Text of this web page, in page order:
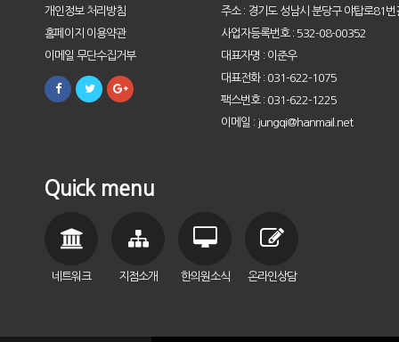
개인정보 처리방침
홈페이지 이용약관
이메일 무단수집거부
주소 : 경기도 성남시 분당구 야탑로81
사업자등록번호 : 532-08-00352
대표자명 : 이준우
대표전화 : 031-622-1075
팩스번호 : 031-622-1225
이메일 : jungqi@hanmail.net
Quick menu
네트워크 지점소개 한의원소식 온라인상담